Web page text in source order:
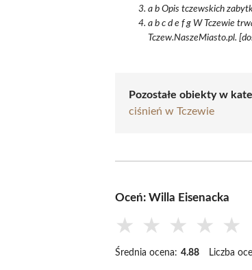
a b Opis tczewskich
a b c d e f g W Tczewie
Tczew.NaszeMiasto.pl.
Pozostałe obiekty w
ciśnień w Tczewie
Oceń: Willa Eisenacka
★ ★ ★ ★ ★
Średnia ocena: 4.88 Liczba